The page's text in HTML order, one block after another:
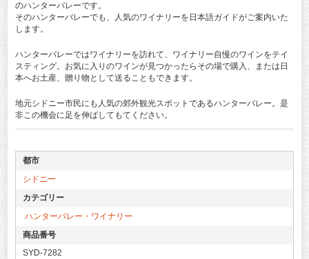
のハンターバレーです。
そのハンターバレーでも、人気のワイナリーを日本語ガイドがご案内いた
します。
ハンターバレーではワイナリーを訪れて、ワイナリー自慢のワインをテイ
スティング。お気に入りのワインが見つかったらその場で購入、または日
本へお土産、贈り物として送ることもできます。
地元シドニー市民にも人気の郊外観光スポットであるハンターバレー。是
非この機会に足を伸ばしてもてください。
都市
シドニー
カテゴリー
ハンターバレー・ワイナリー
商品番号
SYD-7282